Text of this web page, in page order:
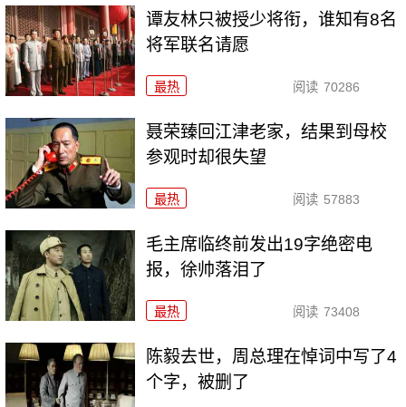
谭友林只被授少将衔，谁知有8名
将军联名请愿
最热 阅读 70286
聂荣臻回江津老家，结果到母校
参观时却很失望
最热 阅读 57883
毛主席临终前发出19字绝密电
报，徐帅落泪了
最热 阅读 73408
陈毅去世，周总理在悼词中写了4
个字，被删了